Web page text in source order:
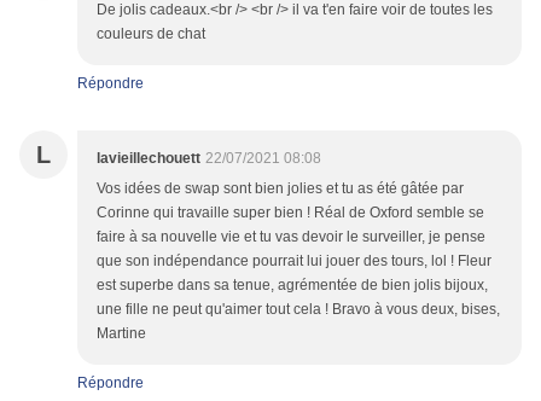
De jolis cadeaux.<br /> <br /> il va t'en faire voir de toutes les
couleurs de chat
Répondre
L lavieillechouett 22/07/2021 08:08
Vos idées de swap sont bien jolies et tu as été gâtée par
Corinne qui travaille super bien ! Réal de Oxford semble se
faire à sa nouvelle vie et tu vas devoir le surveiller, je pense
que son indépendance pourrait lui jouer des tours, lol ! Fleur
est superbe dans sa tenue, agrémentée de bien jolis bijoux,
une fille ne peut qu'aimer tout cela ! Bravo à vous deux, bises,
Martine
Répondre